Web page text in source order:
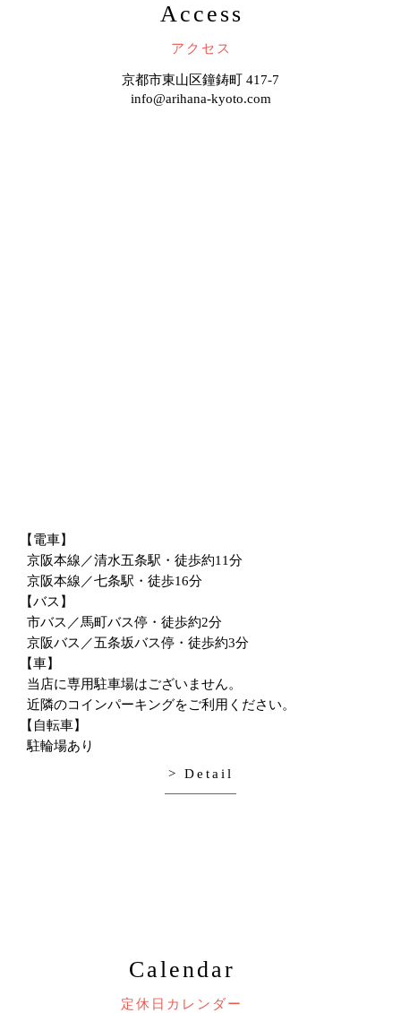
Access
アクセス
京都市東山区鐘鋳町 417-7
info@arihana-kyoto.com
【電車】
京阪本線／清水五条駅・徒歩約11分
京阪本線／七条駅・徒歩16分
【バス】
市バス／馬町バス停・徒歩約2分
京阪バス／五条坂バス停・徒歩約3分
【車】
当店に専用駐車場はございません。
近隣のコインパーキングをご利用ください。
【自転車】
駐輪場あり
> Detail
Calendar
定休日カレンダー